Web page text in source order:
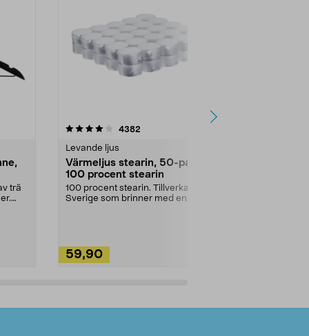
trä
4382
Levande ljus
Värmeljus stearin, 50-pack,
100 procent stearin
100 procent stearin. Tillverkade i
Sverige som brinner med en
59,90
4.5av 5 stjärnor